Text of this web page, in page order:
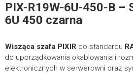
PIX-R19W-6U-450-B –
6U 450 czarna
Wisząca szafa PIXIR do standardu
do uporządkowania okablowania i
elektronicznych w serwerowni oraz
Certyfikaty
FIRMA